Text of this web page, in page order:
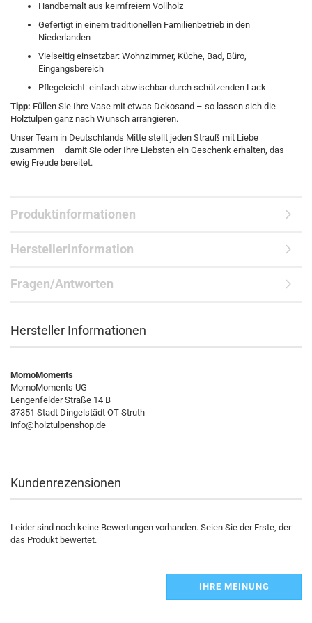
Handbemalt aus keimfreiem Vollholz
Gefertigt in einem traditionellen Familienbetrieb in den
Niederlanden
Vielseitig einsetzbar: Wohnzimmer, Küche, Bad, Büro,
Eingangsbereich
Pflegeleicht: einfach abwischbar durch schützenden Lack
Tipp: Füllen Sie Ihre Vase mit etwas Dekosand – so lassen sich die
Holztulpen ganz nach Wunsch arrangieren.
Unser Team in Deutschlands Mitte stellt jeden Strauß mit Liebe
zusammen – damit Sie oder Ihre Liebsten ein Geschenk erhalten, das
ewig Freude bereitet.
Produktinformationen
Herstellerinformation
Fragen/Antworten
Hersteller Informationen
MomoMoments
MomoMoments UG
Lengenfelder Straße 14 B
37351 Stadt Dingelstädt OT Struth
info@holztulpenshop.de
Kundenrezensionen
Leider sind noch keine Bewertungen vorhanden. Seien Sie der Erste, der
das Produkt bewertet.
IHRE MEINUNG